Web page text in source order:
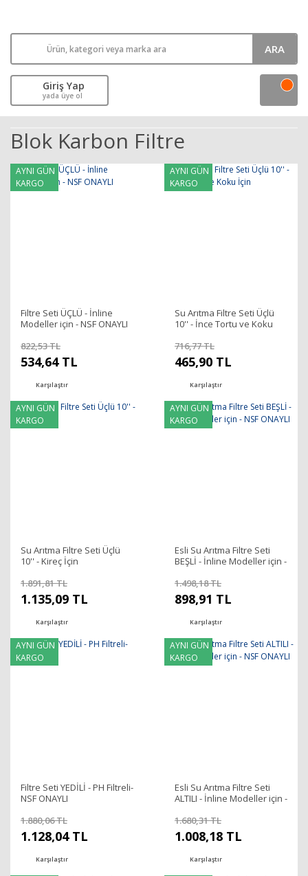
ARA
Giriş Yap
yada üye ol
Blok Karbon Filtre
AYNI GÜN
KARGO
Filtre Seti ÜÇLÜ - İnline
Modeller için - NSF ONAYLI
822,53 TL
534,64 TL
Karşılaştır
AYNI GÜN
KARGO
Su Arıtma Filtre Seti Üçlü
10'' - İnce Tortu ve Koku
716,77 TL
465,90 TL
Karşılaştır
AYNI GÜN
KARGO
Su Arıtma Filtre Seti Üçlü
10'' - Kireç İçin
1.891,81 TL
1.135,09 TL
Karşılaştır
AYNI GÜN
KARGO
Esli Su Arıtma Filtre Seti
BEŞLİ - İnline Modeller için -
1.498,18 TL
898,91 TL
Karşılaştır
AYNI GÜN
KARGO
Filtre Seti YEDİLİ - PH Filtreli-
NSF ONAYLI
1.880,06 TL
1.128,04 TL
Karşılaştır
AYNI GÜN
KARGO
Esli Su Arıtma Filtre Seti
ALTILI - İnline Modeller için -
1.680,31 TL
1.008,18 TL
Karşılaştır